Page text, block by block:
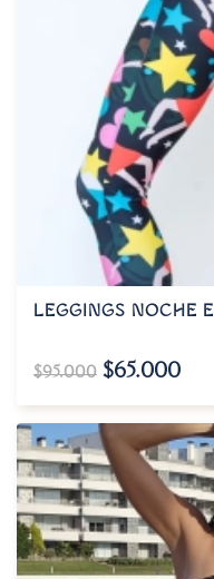
LEGGINGS NOCHE
$95.000 $65.000